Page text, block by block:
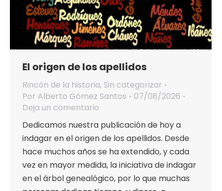
El origen de los apellidos
Rincón de la historia, Sin categorizar
Por Alberto Gómez Santos
07/08/2026
Deja un comentario
Dedicamos nuestra publicación de hoy a
indagar en el origen de los apellidos. Desde
hace muchos años se ha extendido, y cada
vez en mayor medida, la iniciativa de indagar
en el árbol genealógico, por lo que muchas